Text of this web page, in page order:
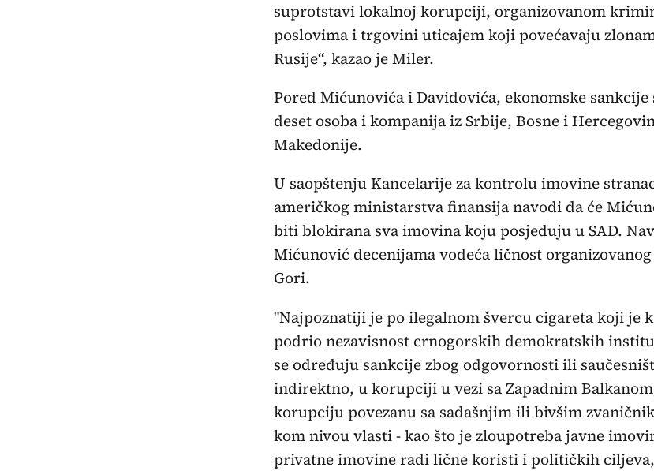
suprotstavi lokalnoj korupciji, organizovanom
poslovima i trgovini uticajem koji povećavaju
Rusije“, kazao je Miler.
Pored Mićunovića i Davidovića, ekonomske sankcije
deset osoba i kompanija iz Srbije, Bosne i
Makedonije.
U saopštenju Kancelarije za kontrolu imovine
američkog ministarstva finansija navodi da će
biti blokirana sva imovina koju posjeduju u SAD.
Mićunović decenijama vodeća ličnost
Gori.
"Najpoznatiji je po ilegalnom švercu cigareta koji je
podrio nezavisnost crnogorskih demokratskih
se određuju sankcije zbog odgovornosti ili
indirektno, u korupciji u vezi sa Zapadnim
korupciju povezanu sa sadašnjim ili bivšim
kom nivou vlasti - kao što je zloupotreba javne
privatne imovine radi lične koristi i političkih